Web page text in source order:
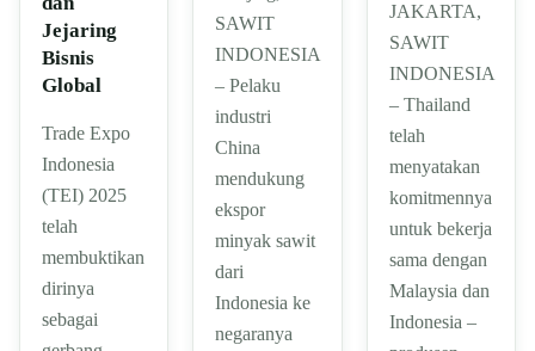
Jejaring
Bisnis
Global
Trade Expo
Indonesia
(TEI) 2025
telah
membuktikan
dirinya
sebagai
SAWIT
INDONESIA
– Pelaku
industri
China
mendukung
ekspor
minyak sawit
dari
Indonesia ke
negaranya
JAKARTA,
SAWIT
INDONESIA
– Thailand
telah
menyatakan
komitmennya
untuk bekerja
sama dengan
Malaysia dan
Indonesia –